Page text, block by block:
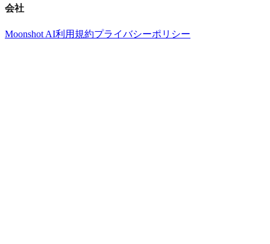
会社
Moonshot AI利用規約プライバシーポリシー